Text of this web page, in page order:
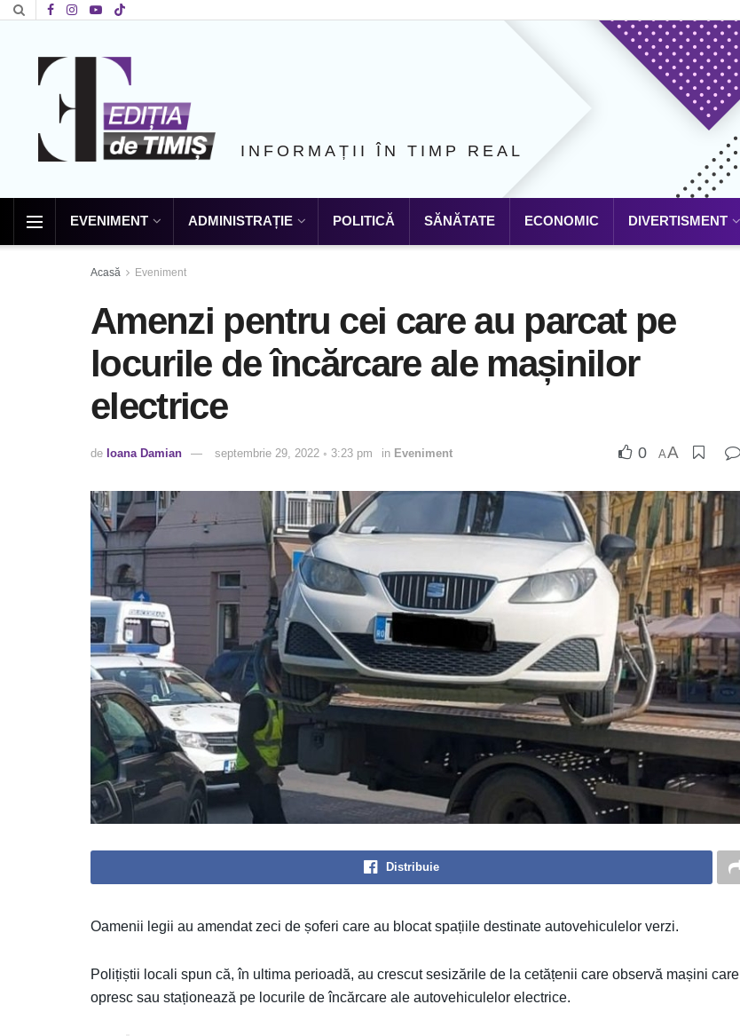
INFORMAȚII ÎN TIMP REAL
EVENIMENT ADMINISTRAȚIE POLITICĂ SĂNĂTATE ECONOMIC DIVERTISMENT
Acasă Eveniment
Amenzi pentru cei care au parcat pe
locurile de încărcare ale mașinilor
electrice
de Ioana Damian septembrie 29, 2022 ◦ 3:23 pm in Eveniment 0 AA
Distribuie
Oamenii legii au amendat zeci de șoferi care au blocat spațiile destinate autovehiculelor verzi.
Polițiștii locali spun că, în ultima perioadă, au crescut sesizările de la cetățenii care observă mașini care
opresc sau staționează pe locurile de încărcare ale autovehiculelor electrice.